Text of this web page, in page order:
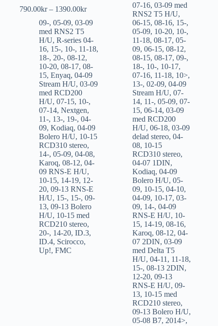
790.00kr – 1390.00kr
09-, 05-09, 03-09
med RNS2 T5
H/U, R-series 04-
16, 15-, 10-, 11-18,
18-, 20-, 08-12,
10-20, 08-17, 08-
15, Enyaq, 04-09
Stream H/U, 03-09
med RCD200
H/U, 07-15, 10-,
07-14, Nextgen,
11-, 13-, 19-, 04-
09, Kodiaq, 04-09
Bolero H/U, 10-15
RCD310 stereo,
14-, 05-09, 04-08,
Karoq, 08-12, 04-
09 RNS-E H/U,
10-15, 14-19, 12-
20, 09-13 RNS-E
H/U, 15-, 15-, 09-
13, 09-13 Bolero
H/U, 10-15 med
RCD210 stereo,
20-, 14-20, ID.3,
ID.4, Scirocco,
Up!, FMC
07-16,03-09 med
RNS2 T5 H/U,
06-15,08-16, 15-,
05-09, 10-20, 10-,
11-18,08-17,05-
09,06-15,08-12,
08-15,08-17,09-,
18-, 10-, 10-17,
07-16, 11-18, 10>,
13-,02-09,04-09
Stream H/U,07-
14, 11-,05-09,07-
15,06-14,03-09
med RCD200
H/U,06-18,03-09
delad stereo,04-
08, 10-15
RCD310 stereo,
04-07 1DIN,
Kodiaq,04-09
Bolero H/U,05-
09, 10-15,04-10,
04-09, 10-17,03-
09, 14-,04-09
RNS-E H/U, 10-
15, 14-19,08-16,
Karoq,08-12,04-
07 2DIN,03-09
med Delta T5
H/U,04-11 , 11-18,
15-,08-13 2DIN,
12-20,09-13
RNS-E H/U,09-
13, 10-15 med
RCD210 stereo,
09-13 Bolero H/U,
05-08 B7, 2014>,